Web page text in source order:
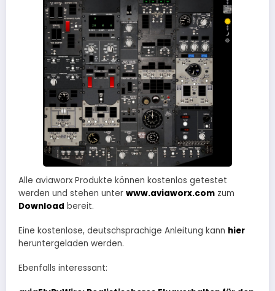
Alle aviaworx Produkte können kostenlos getestet
werden und stehen unter www.aviaworx.com zum
Download bereit.
Eine kostenlose, deutschsprachige Anleitung kann hier
heruntergeladen werden.
Ebenfalls interessant: